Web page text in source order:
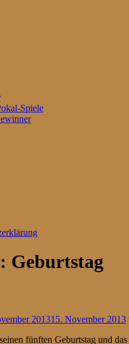
Spiele
Geburtstag
201315. November 2013
fünften Geburtstag und